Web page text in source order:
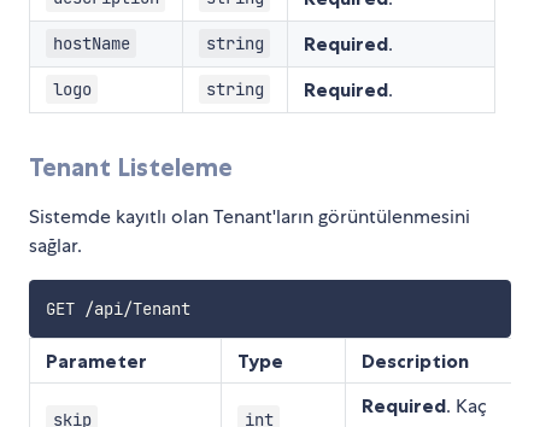
hostName string Required.
logo string Required.
Tenant Listeleme
Sistemde kayıtlı olan Tenant'ların görüntülenmesini
sağlar.
GET /api/Tenant
Parameter Type Description
skip int
Required. Kaç